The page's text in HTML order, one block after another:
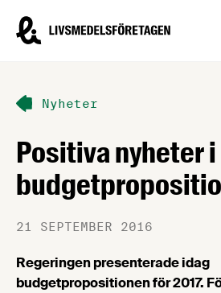
Livsmedelsföretagen – till startsidan
Nyheter
Positiva nyheter i
21 SEPTEMBER 2016
Regeringen presenterade idag
budgetpropositionen för 2017.